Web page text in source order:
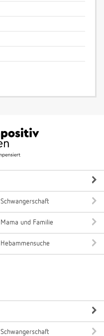
Schwangerschaft
Mama und Familie
Hebammensuche
Schwangerschaft